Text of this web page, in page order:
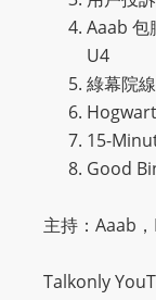
Aaab 包
U4
綠幕院線
15-
Good
主持：Aaab
Talkonly